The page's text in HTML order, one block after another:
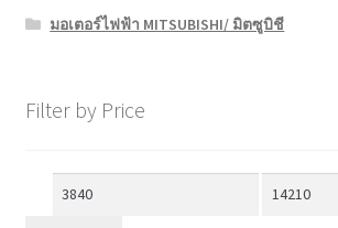
มอเตอร์ไฟฟ้า MITSUBISHI/ มิตซูบิชี
Filter by Price
ราคา
ราคา